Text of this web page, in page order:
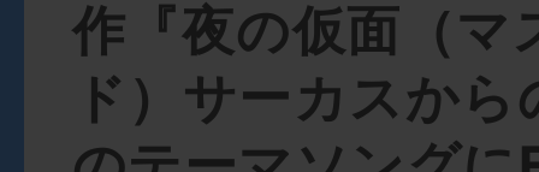
作『夜の仮面（マ
ド）サーカスから